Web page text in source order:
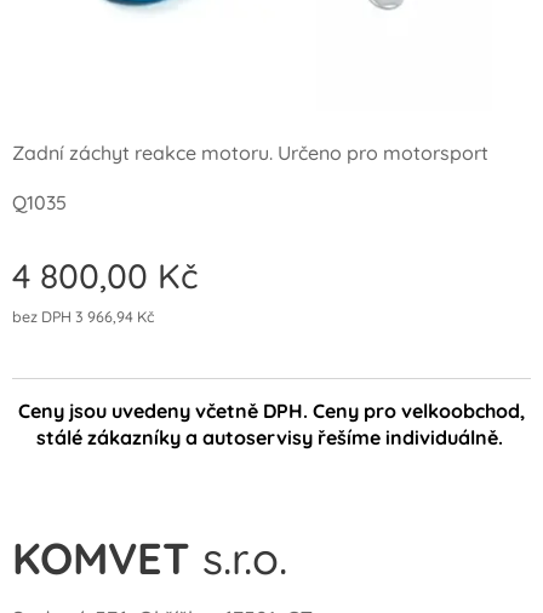
Zadní záchyt reakce motoru. Určeno pro motorsport
Q1035
4 800,00 Kč
bez DPH 3 966,94 Kč
Ceny jsou uvedeny včetně DPH. Ceny pro velkoobchod,
stálé zákazníky a autoservisy řešíme individuálně.
KOMVET s.r.o.